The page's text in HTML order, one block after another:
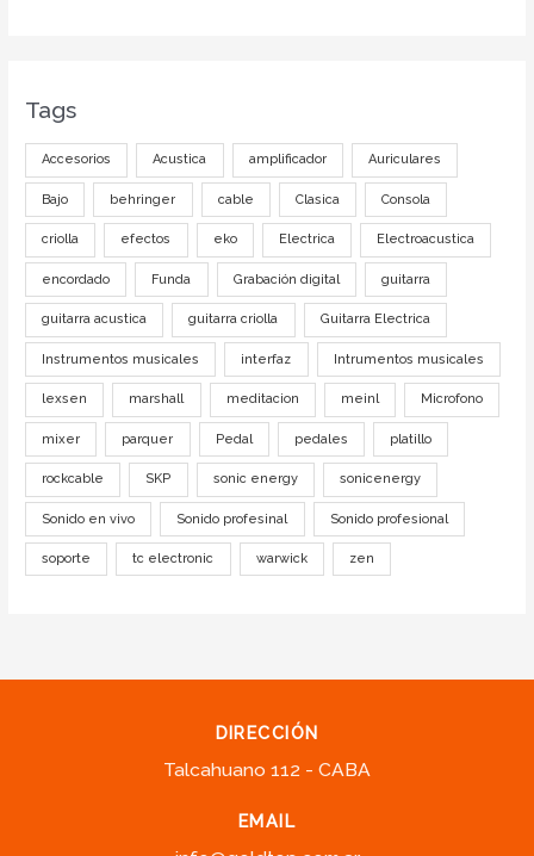
Tags
Accesorios Acustica amplificador Auriculares
Bajo behringer cable Clasica Consola
criolla efectos eko Electrica Electroacustica
encordado Funda Grabación digital guitarra
guitarra acustica guitarra criolla Guitarra Electrica
Instrumentos musicales interfaz Intrumentos musicales
lexsen marshall meditacion meinl Microfono
mixer parquer Pedal pedales platillo
rockcable SKP sonic energy sonicenergy
Sonido en vivo Sonido profesinal Sonido profesional
soporte tc electronic warwick zen
DIRECCIÓN
Talcahuano 112 - CABA
EMAIL